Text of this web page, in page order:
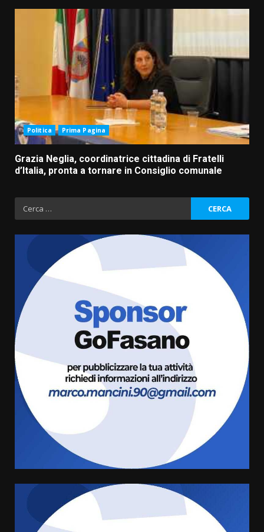
Politica Prima Pagina
Grazia Neglia, coordinatrice cittadina di Fratelli
d’Italia, pronta a tornare in Consiglio comunale
Ricerca
per:
Grazia Neglia, coordinatrice
cittadina di Fratelli d’Italia,
pronta a tornare in Consiglio
comunale
6 Agosto 2026 08:00
Cura dei beni comuni e
cittadinanza attiva: online
l’avviso per la gestione
condivisa della Villetta di
assoluta de “L’Albergo
Belvedere. Il rapimento”
6 Agosto 2026 06:15